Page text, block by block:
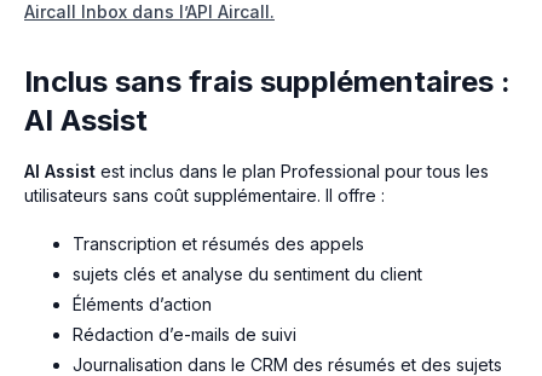
Aircall Inbox dans l’API Aircall.
Inclus sans frais supplémentaires :
AI Assist
AI Assist est inclus dans le plan Professional pour tous les
utilisateurs sans coût supplémentaire. Il offre :
Transcription et résumés des appels
sujets clés et analyse du sentiment du client
Éléments d’action
Rédaction d’e-mails de suivi
Journalisation dans le CRM des résumés et des sujets